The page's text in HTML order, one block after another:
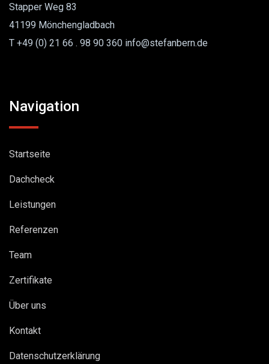
Stapper Weg 83
41199 Mönchengladbach
T +49 (0) 21 66 . 98 90 360 info@stefanbern.de
Navigation
Startseite
Dachcheck
Leistungen
Referenzen
Team
Zertifikate
Über uns
Kontakt
Datenschutzerklärung